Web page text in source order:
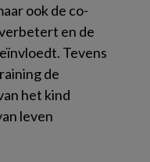
ook de co-
en de
Tevens
de
het kind
leven